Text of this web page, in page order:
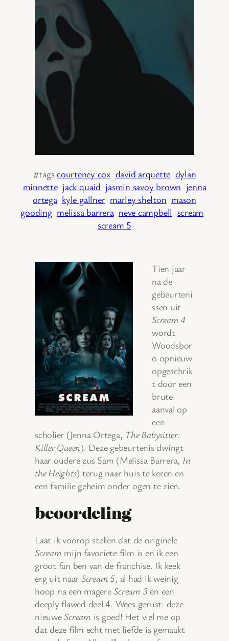
#tagscourteney cox david arquette dylan
minnette jack quaid jasmin savoy brown jenna
ortega kyle gallner marley shelton mason
gooding melissa barrera neve campbell scream
scream 5
Tien jaar
na de
gebeurteni
ssen uit
Scream 4
wordt
Woodsbor
o opnieuw
opgeschrik
t door een
brute
aanval op
een
scholier (Jenna Ortega, The Babysitter:
Killer Queen). Deze gebeurtenis dwingt
haar oudere zus Sam (Melissa Barrera, In
the Heights) terug naar huis te keren en
een familie geheim onder ogen te zien.
beoordeling
Laat ik voorop stellen dat de originele
Scream mijn favoriete film is en ik een
groot fan ben van de franchise. Ik keek
erg uit naar Scream 5, al had ik weinig
hoop na een magereScream 3 en een
deeply flawed deel 4. Wees gerust: deze
nieuweScream is goed! Het viel me op
dat deze film echt met liefde is gemaakt